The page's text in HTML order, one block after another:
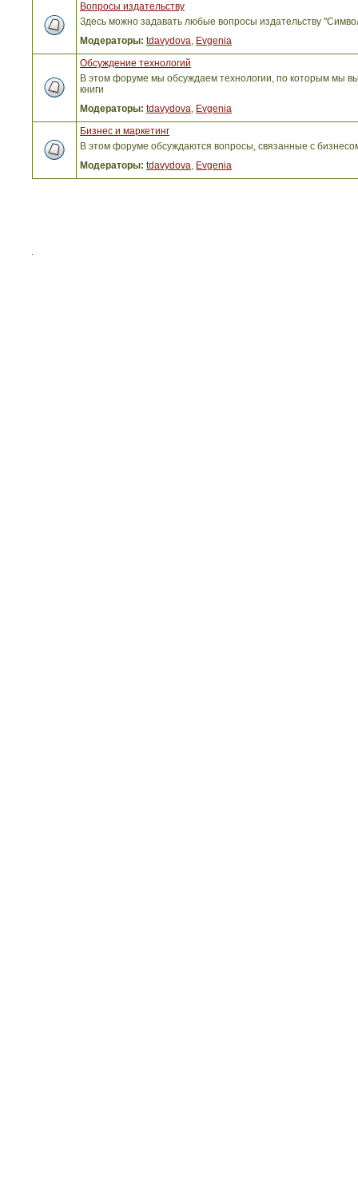
Вопросы издательству
Здесь можно задавать любые вопросы издательству
Модераторы: tdavydova, Evgenia
Обсуждение технологий
В этом форуме мы обсуждаем технологии, по которым мы
книги
Модераторы: tdavydova, Evgenia
Бизнес и маркетинг
В этом форуме обсуждаются вопросы, связанные с
Модераторы: tdavydova, Evgenia